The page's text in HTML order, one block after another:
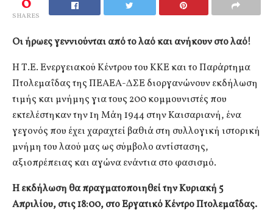
SHARES
Οι ήρωες γεννιούνται από το λαό και ανήκουν στο λαό!
Η Τ.Ε. Ενεργειακού Κέντρου του ΚΚΕ και το Παράρτημα
Πτολεμαΐδας της ΠΕΑΕΑ-ΔΣΕ διοργανώνουν εκδήλωση
τιμής και μνήμης για τους 200 κομμουνιστές που
εκτελέστηκαν την 1η Μάη 1944 στην Καισαριανή, ένα
γεγονός που έχει χαραχτεί βαθιά στη συλλογική ιστορική
μνήμη του λαού μας ως σύμβολο αντίστασης,
αξιοπρέπειας και αγώνα ενάντια στο φασισμό.
Η εκδήλωση θα πραγματοποιηθεί την Κυριακή 5
Απριλίου, στις 18:00, στο Εργατικό Κέντρο Πτολεμαΐδας.